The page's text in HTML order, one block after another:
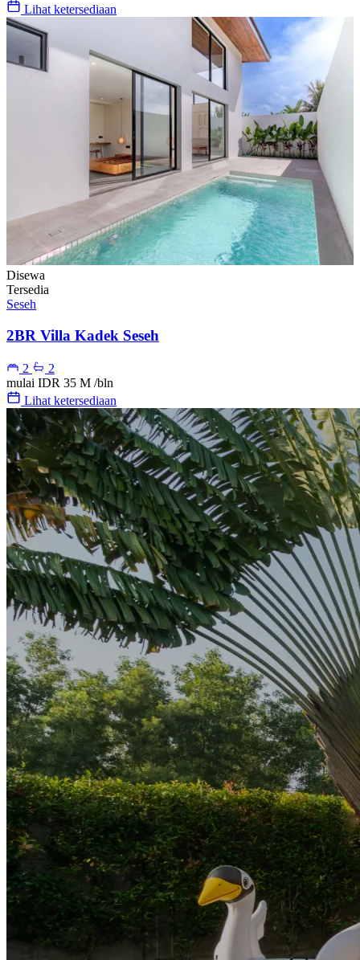
Lihat ketersediaan
Disewa
Tersedia
Seseh
2BR Villa Kadek Seseh
2
2
mulai IDR 35 M /bln
Lihat ketersediaan